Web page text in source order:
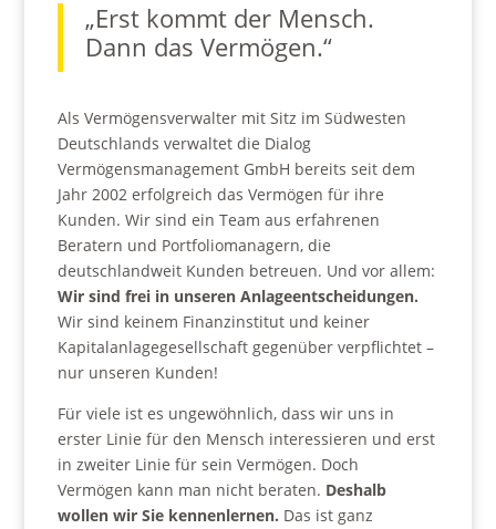
„Erst kommt der Mensch.
Dann das Vermögen.“
Als Vermögensverwalter mit Sitz im Südwesten
Deutschlands verwaltet die Dialog
Vermögensmanagement GmbH bereits seit dem
Jahr 2002 erfolgreich das Vermögen für ihre
Kunden. Wir sind ein Team aus erfahrenen
Beratern und Portfoliomanagern, die
deutschlandweit Kunden betreuen. Und vor allem:
Wir sind frei in unseren Anlageentscheidungen.
Wir sind keinem Finanzinstitut und keiner
Kapitalanlagegesellschaft gegenüber verpflichtet –
nur unseren Kunden!
Für viele ist es ungewöhnlich, dass wir uns in
erster Linie für den Mensch interessieren und erst
in zweiter Linie für sein Vermögen. Doch
Vermögen kann man nicht beraten. Deshalb
wollen wir Sie kennenlernen. Das ist ganz